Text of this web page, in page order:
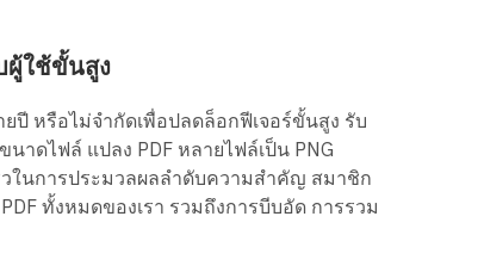
ผู้ใช้ขั้นสูง
ปี หรือไม่จำกัดเพื่อปลดล็อกฟีเจอร์ขั้นสูง รับ
าดไฟล์ แปลง PDF หลายไฟล์เป็น PNG
ในการประมวลผลลำดับความสำคัญ สมาชิก
ทั้งหมดของเรา รวมถึงการบีบอัด การรวม